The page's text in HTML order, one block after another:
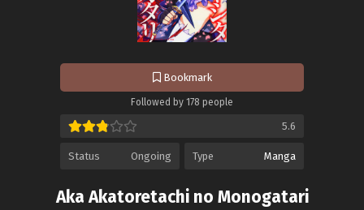
Bookmark
Followed by 178 people
5.6
Status Ongoing Type Manga
Aka Akatoretachi no Monogatari